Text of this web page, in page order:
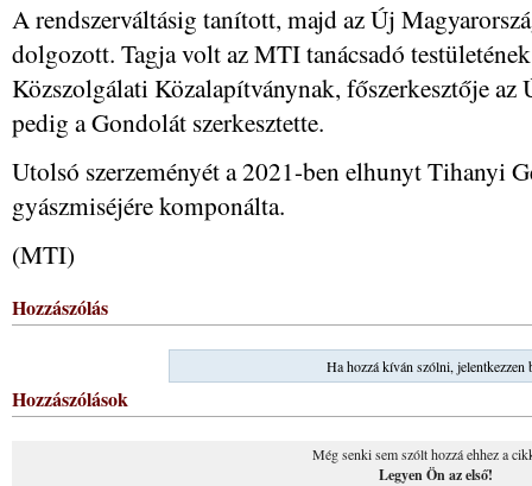
A rendszerváltásig tanított, majd az Új
dolgozott. Tagja volt az MTI tanácsadó
Közszolgálati Közalapítványnak, főszerkesztője az
pedig a Gondolát szerkesztette.
Utolsó szerzeményét a 2021-ben elhunyt Tihanyi
gyászmiséjére komponálta.
(MTI)
Hozzászólás
Ha hozzá kíván szólni, jelentkezzen
Hozzászólások
Még senki sem szólt hozzá ehhez a
Legyen Ön az első!